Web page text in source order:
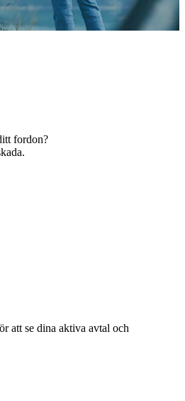
fordon?
att se dina aktiva avtal och